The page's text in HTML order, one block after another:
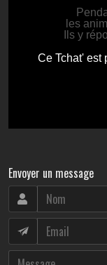
Envoyer un message